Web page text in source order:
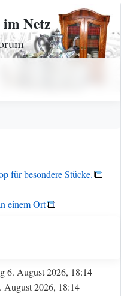
im Netz
für besondere Stücke.
einem Ort
6. August 2026, 18:14
August 2026, 18:14